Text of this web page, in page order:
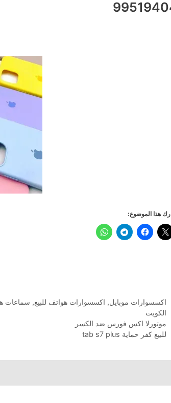
هذا الموضوع:
التصنيفات
اكسسوارات موبايل, اكسسوارات هواتف للبيع, سماعات
الوسوم
الكويت
موتورلا اكس فورس ضد الكسر
للبيع كفر حماية tab s7 plus